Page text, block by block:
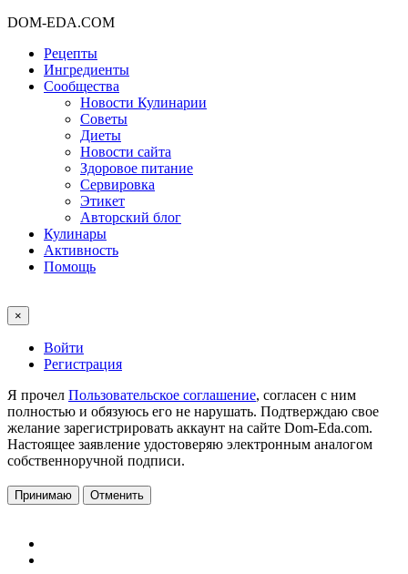
DOM-EDA.COM
Рецепты
Ингредиенты
Сообщества
Новости Кулинарии
Советы
Диеты
Новости сайта
Здоровое питание
Сервировка
Этикет
Авторский блог
Кулинары
Активность
Помощь
×
Войти
Регистрация
Я прочел Пользовательское соглашение, согласен с ним
полностью и обязуюсь его не нарушать. Подтверждаю свое
желание зарегистрировать аккаунт на сайте Dom-Eda.com.
Настоящее заявление удостоверяю электронным аналогом
собственноручной подписи.
Принимаю Отменить